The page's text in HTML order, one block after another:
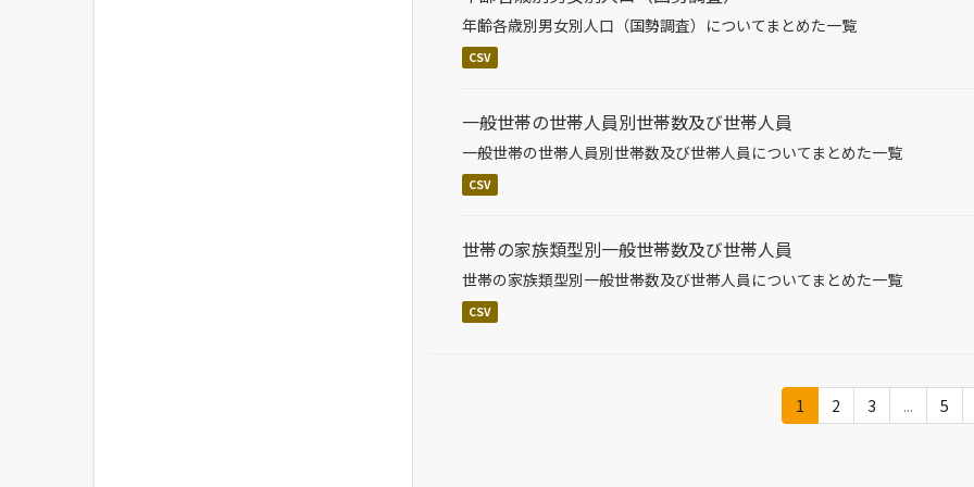
年齢各歳別男女別人口（国勢調査）についてまとめた一覧
CSV
一般世帯の世帯人員別世帯数及び世帯人員
一般世帯の世帯人員別世帯数及び世帯人員についてまとめた一覧
CSV
世帯の家族類型別一般世帯数及び世帯人員
世帯の家族類型別一般世帯数及び世帯人員についてまとめた一覧
CSV
1 2 3 ... 5